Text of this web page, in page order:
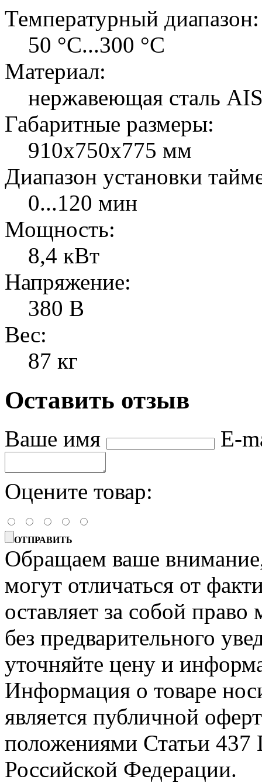
Температурный диапазон:
50 °C...300 °C
Материал:
нержавеющая сталь
Габаритные размеры:
910х750х775 мм
Диапазон установки
0...120 мин
Мощность:
8,4 кВт
Напряжение:
380 В
Вес:
87 кг
Оставить отзыв
Ваше имя E-
Оцените товар:
ОТПРАВИТЬ
Обращаем ваше
могут отличаться от
оставляет за собой право
без предварительного
уточняйте цену и
Информация о товаре
является публичной
положениями Статьи 437
Российской Федерации.